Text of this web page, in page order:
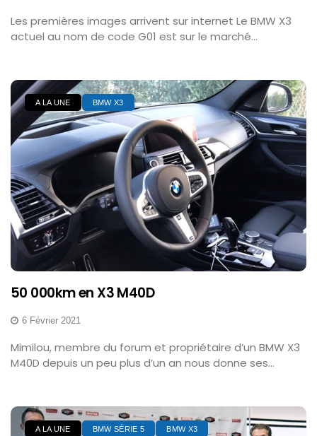
Les premières images arrivent sur internet Le BMW X3
actuel au nom de code G01 est sur le marché...
A LA UNE BMW X3
50 000km en X3 M40D
6 Février 2021
Mimilou, membre du forum et propriétaire d’un BMW X3
M40D depuis un peu plus d’un an nous donne ses...
A LA UNE BMW SÉRIE 5 BMW X3